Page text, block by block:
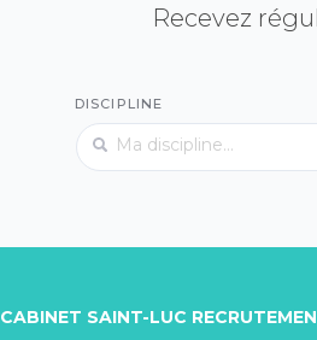
Recevez
DISCIPLINE
CABINET SAINT-LUC